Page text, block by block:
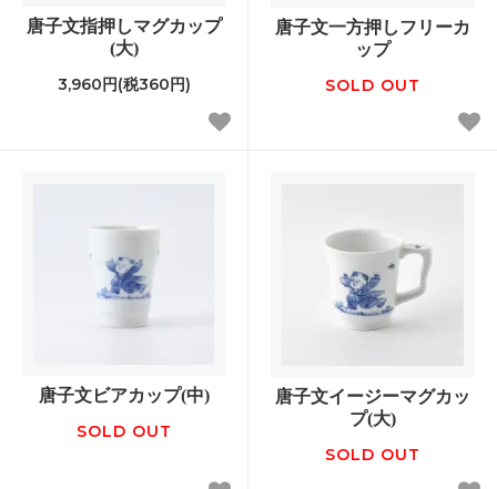
唐子文指押しマグカップ
(大)
3,960円(税360円)
唐子文一方押しフリーカ
ップ
SOLD OUT
唐子文ビアカップ(中)
SOLD OUT
唐子文イージーマグカッ
プ(大)
SOLD OUT